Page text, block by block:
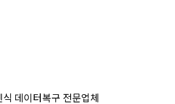
데이터복구 전문업체